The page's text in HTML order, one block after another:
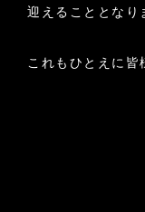
迎えることとなり
これもひとえに